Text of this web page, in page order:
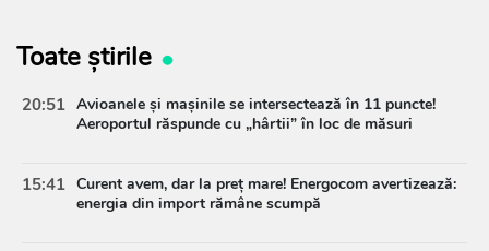
Toate știrile
20:51 Avioanele și mașinile se intersectează în 11 puncte!
Aeroportul răspunde cu „hârtii” în loc de măsuri
15:41 Curent avem, dar la preț mare! Energocom avertizează:
energia din import rămâne scumpă